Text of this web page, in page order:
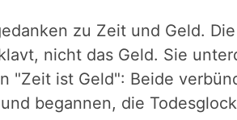
zu Zeit und Geld.
nicht das Geld. Sie
"Zeit ist Geld": Beide
begannen, die